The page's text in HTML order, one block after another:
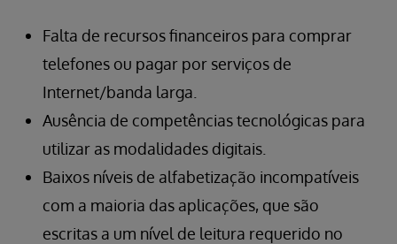
Falta de recursos financeiros para comprar
telefones ou pagar por serviços de
Internet/banda larga.
Ausência de competências tecnológicas para
utilizar as modalidades digitais.
Baixos níveis de alfabetização incompatíveis
com a maioria das aplicações, que são
escritas a um nível de leitura requerido no